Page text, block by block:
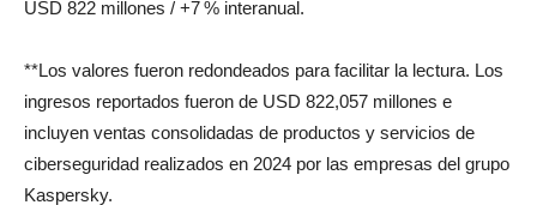
USD 822 millones / +7 % interanual.
**Los valores fueron redondeados para facilitar la lectura. Los
ingresos reportados fueron de USD 822,057 millones e
incluyen ventas consolidadas de productos y servicios de
ciberseguridad realizados en 2024 por las empresas del grupo
Kaspersky.